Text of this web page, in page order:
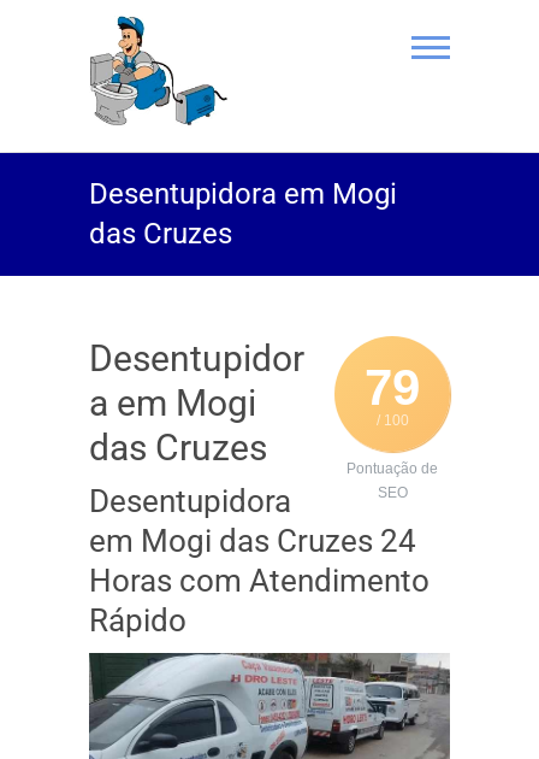
(11) 94469-
9801 |
Rei do Esgoto
Desentupidora em Mogi
das Cruzes
79
/ 100
Pontuação de
SEO
Desentupidor
a em Mogi
das Cruzes
Desentupidora
em Mogi das Cruzes 24
Horas com Atendimento
Rápido